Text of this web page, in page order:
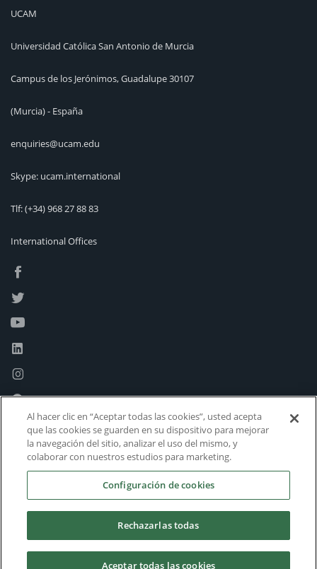
UCAM
Universidad Católica San Antonio de Murcia
Campus de los Jerónimos, Guadalupe 30107
(Murcia) - España
enquiries@ucam.edu
Skype: ucam.international
Tlf:(+34) 968 27 88 83
International Offices
Al hacer clic en “Aceptar todas las cookies”, usted acepta
que las cookies se guarden en su dispositivo para mejorar
la navegación del sitio, analizar el uso del mismo, y
colaborar con nuestros estudios para marketing.
Configuración de cookies
Rechazarlas todas
Aceptar todas las cookies